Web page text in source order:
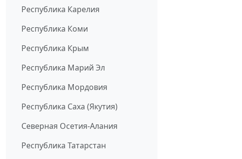
Республика Карелия
Республика Коми
Республика Крым
Республика Марий Эл
Республика Мордовия
Республика Саха (Якутия)
Северная Осетия-Алания
Республика Татарстан